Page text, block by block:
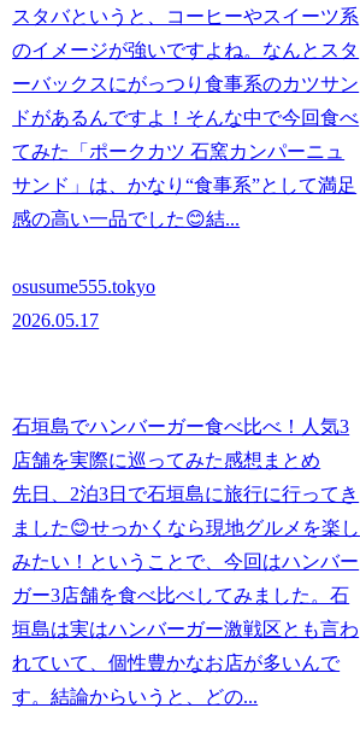
スタバというと、コーヒーやスイーツ系
のイメージが強いですよね。なんとスタ
ーバックスにがっつり食事系のカツサン
ドがあるんですよ！そんな中で今回食べ
てみた「ポークカツ 石窯カンパーニュ
サンド」は、かなり“食事系”として満足
感の高い一品でした😊結...
osusume555.tokyo
2026.05.17
石垣島でハンバーガー食べ比べ！人気3
店舗を実際に巡ってみた感想まとめ
先日、2泊3日で石垣島に旅行に行ってき
ました😊せっかくなら現地グルメを楽し
みたい！ということで、今回はハンバー
ガー3店舗を食べ比べしてみました。石
垣島は実はハンバーガー激戦区とも言わ
れていて、個性豊かなお店が多いんで
す。結論からいうと、どの...